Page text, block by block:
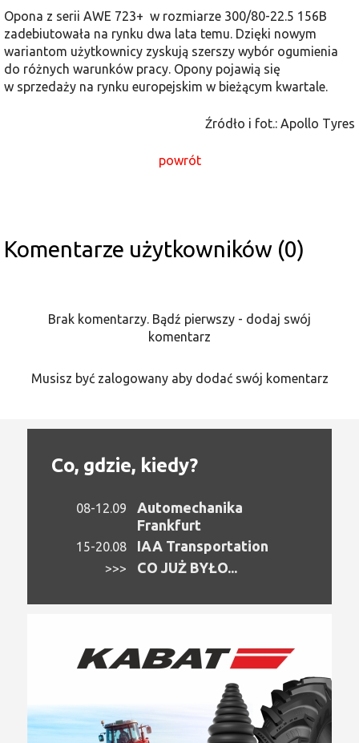
Opona z serii AWE 723+ w rozmiarze 300/80-22.5 156B
zadebiutowała na rynku dwa lata temu. Dzięki nowym
wariantom użytkownicy zyskują szerszy wybór ogumienia
do różnych warunków pracy. Opony pojawią się
w sprzedaży na rynku europejskim w bieżącym kwartale.
Źródło i fot.: Apollo Tyres
powrót
Komentarze użytkowników (0)
Brak komentarzy. Bądź pierwszy - dodaj swój
komentarz
Musisz być zalogowany aby dodać swój komentarz
Co, gdzie, kiedy?
08-12.09
Automechanika
Frankfurt
15-20.08 IAA Transportation
>>> CO JUŻ BYŁO...